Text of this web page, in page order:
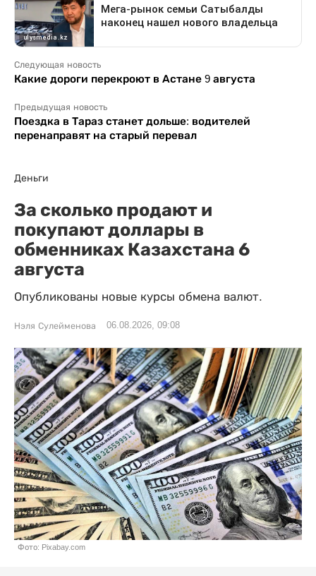
Следующая новость
Какие дороги перекроют в Астане 9 августа
Предыдущая новость
Поездка в Тараз станет дольше: водителей
перенаправят на старый перевал
Деньги
За сколько продают и
покупают доллары в
обменниках Казахстана 6
августа
Опубликованы новые курсы обмена валют.
Нэля Сулейменова 06.08.2026, 09:08
Фото: Pixabay.com